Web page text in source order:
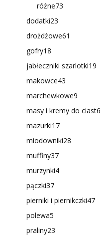
różne73
dodatki23
drożdżowe61
gofry18
jabłeczniki szarlotki19
makowce43
marchewkowe9
masy i kremy do ciast6
mazurki17
miodowniki28
muffiny37
murzynki4
pączki37
pierniki i piernikczki47
polewa5
praliny23